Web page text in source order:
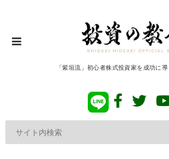
「紫垣流」初心者株式投資家を成功に